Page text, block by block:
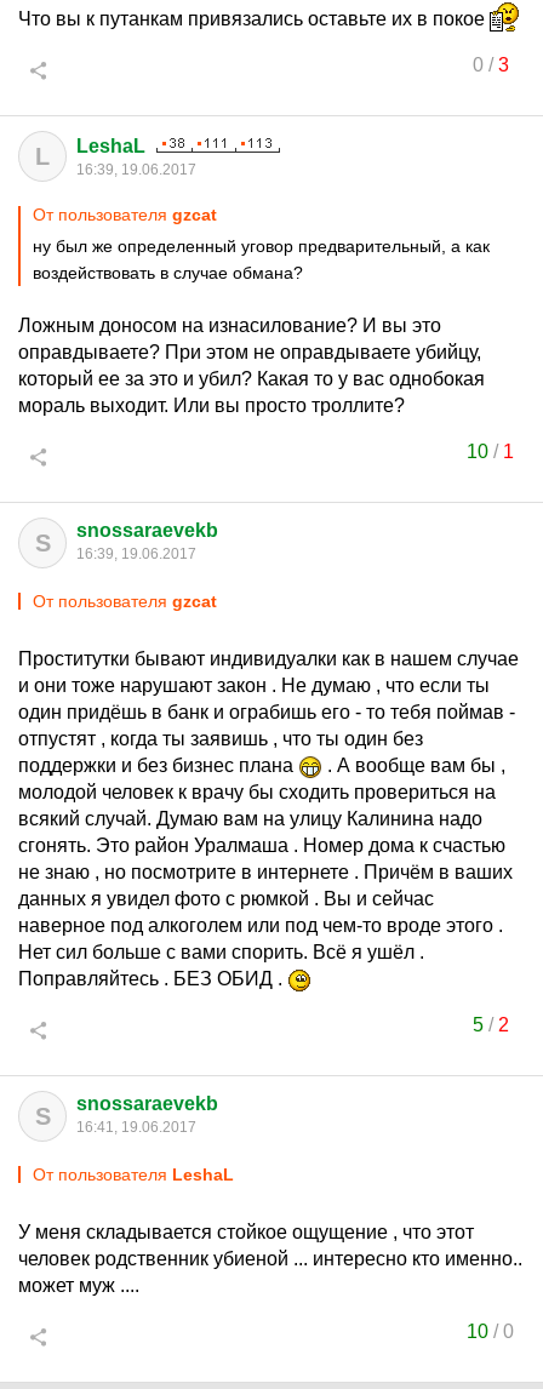
Что вы к путанкам привязались оставьте их в покое
0/3
L LeshaL
16:39, 19.06.2017
От пользователя gzcat
ну был же определенный уговор предварительный, а как
воздействовать в случае обмана?
Ложным доносом на изнасилование? И вы это
оправдываете? При этом не оправдываете убийцу,
который ее за это и убил? Какая то у вас однобокая
мораль выходит. Или вы просто троллите?
10 / 1
S snossaraevekb
16:39, 19.06.2017
От пользователя gzcat
Проститутки бывают индивидуалки как в нашем случае
и они тоже нарушают закон . Не думаю , что если ты
один придёшь в банк и ограбишь его - то тебя поймав -
отпустят , когда ты заявишь , что ты один без
поддержки и без бизнес плана
. А вообще вам бы ,
молодой человек к врачу бы сходить провериться на
всякий случай. Думаю вам на улицу Калинина надо
сгонять. Это район Уралмаша . Номер дома к счастью
не знаю , но посмотрите в интернете . Причём в ваших
данных я увидел фото с рюмкой . Вы и сейчас
наверное под алкоголем или под чем-то вроде этого .
Нет сил больше с вами спорить. Всё я ушёл .
Поправляйтесь . БЕЗ ОБИД .
5/ 2
S snossaraevekb
16:41, 19.06.2017
От пользователя LeshaL
У меня складывается стойкое ощущение , что этот
человек родственник убиеной ... интересно кто именно..
может муж ....
10 /0